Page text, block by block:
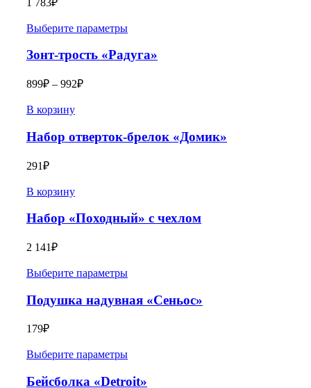
Выберите параметры
Зонт-трость «Радуга»
899₽ – 992₽
В корзину
Набор отверток-брелок «Домик»
291₽
В корзину
Набор «Походный» с чехлом
2 141₽
Выберите параметры
Подушка надувная «Сеньос»
179₽
Выберите параметры
Бейсболка «Detroit»